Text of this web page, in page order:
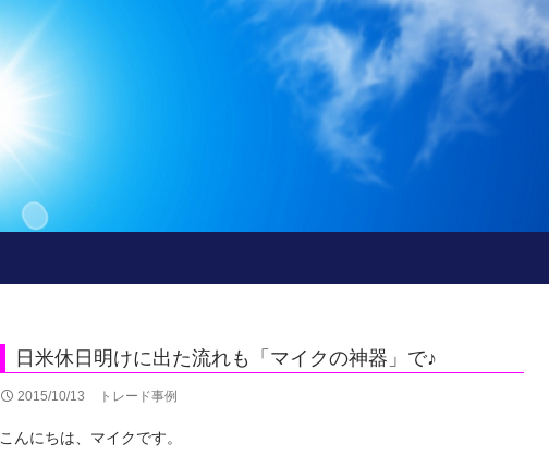
日米休日明けに出た流れも「マイクの神器」で♪
2015/10/13 トレード事例
こんにちは、マイクです。